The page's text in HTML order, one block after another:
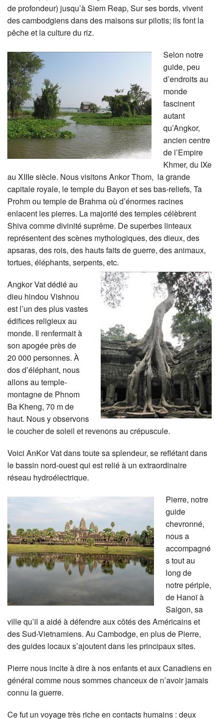
de profondeur) jusqu’à Siem Reap, Sur ses bords, vivent
des cambodgiens dans des maisons sur pilotis; ils font la
pêche et la culture du riz.
Selon notre
guide, peu
d’endroits au
monde
fascinent
autant
qu’Angkor,
ancien centre
de l’Empire
Khmer, du IXe
au XIIIe siècle. Nous visitons Ankor Thom, la grande
capitale royale, le temple du Bayon et ses bas-reliefs, Ta
Prohm ou temple de Brahma où d’énormes racines
enlacent les pierres. La majorité des temples célèbrent
Shiva comme divinité suprême. De superbes linteaux
représentent des scènes mythologiques, des dieux, des
apsaras, des rois, des hauts faits de guerre, des animaux,
tortues, éléphants, serpents, etc.
Angkor Vat dédié au
dieu hindou Vishnou
est l’un des plus vastes
édifices religieux au
monde. Il renfermait à
son apogée près de
20 000 personnes. À
dos d’éléphant, nous
allons au temple-
montagne de Phnom
Ba Kheng, 70 m de
haut. Nous y observons
le coucher de soleil et revenons au crépuscule.
Voici AnKor Vat dans toute sa splendeur, se reflétant dans
le bassin nord-ouest qui est relié à un extraordinaire
réseau hydroélectrique.
Pierre, notre
guide
chevronné,
nous a
accompagné
s tout au
long de
notre périple,
de Hanoï à
Saigon, sa
ville qu’il a aidé à défendre aux côtés des Américains et
des Sud-Vietnamiens. Au Cambodge, en plus de Pierre,
des guides locaux s’ajoutent dans les principaux sites.
Pierre nous incite à dire à nos enfants et aux Canadiens en
général comme nous sommes chanceux de n’avoir jamais
connu la guerre.
Ce fut un voyage très riche en contacts humains : deux